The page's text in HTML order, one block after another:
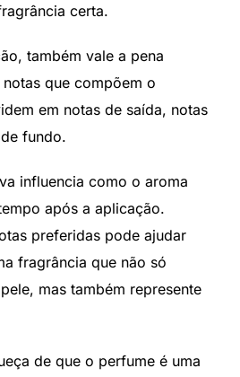
certa.
também vale a pena
que compõem o
em notas de saída, notas
fundo.
influencia como o aroma
após a aplicação.
preferidas pode ajudar
fragrância que não só
mas também represente
de que o perfume é uma